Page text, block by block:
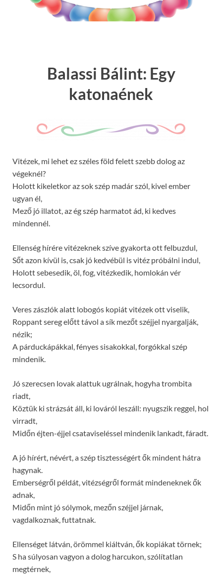
Balassi Bálint: Egy
katonaének
Vitézek, mi lehet ez széles föld felett szebb dolog az
végeknél?
Holott kikeletkor az sok szép madár szól, kivel ember
ugyan él,
Mező jó illatot, az ég szép harmatot ád, ki kedves
mindennél.
Ellenség hírére vitézeknek szíve gyakorta ott felbuzdul,
Sőt azon kívül is, csak jó kedvébül is vitéz próbálni indul,
Holott sebesedik, öl, fog, vitézkedik, homlokán vér
lecsordul.
Veres zászlók alatt lobogós kopiát vitézek ott viselik,
Roppant sereg előtt távol a sík mezőt széjjel nyargalják,
nézik;
A párduckápákkal, fényes sisakokkal, forgókkal szép
mindenik.
Jó szerecsen lovak alattuk ugrálnak, hogyha trombita
riadt,
Köztük ki strázsát áll, ki lováról leszáll: nyugszik reggel, hol
virradt,
Midőn éjten-éjjel csataviseléssel mindenik lankadt, fáradt.
A jó hírért, névért, a szép tisztességért ők mindent hátra
hagynak.
Emberségről példát, vitézségről formát mindeneknek ők
adnak,
Midőn mint jó sólymok, mezőn széjjel járnak,
vagdalkoznak, futtatnak.
Ellenséget látván, örömmel kiáltván, ők kopiákat törnek;
S ha súlyosan vagyon a dolog harcukon, szólítatlan
megtérnek,